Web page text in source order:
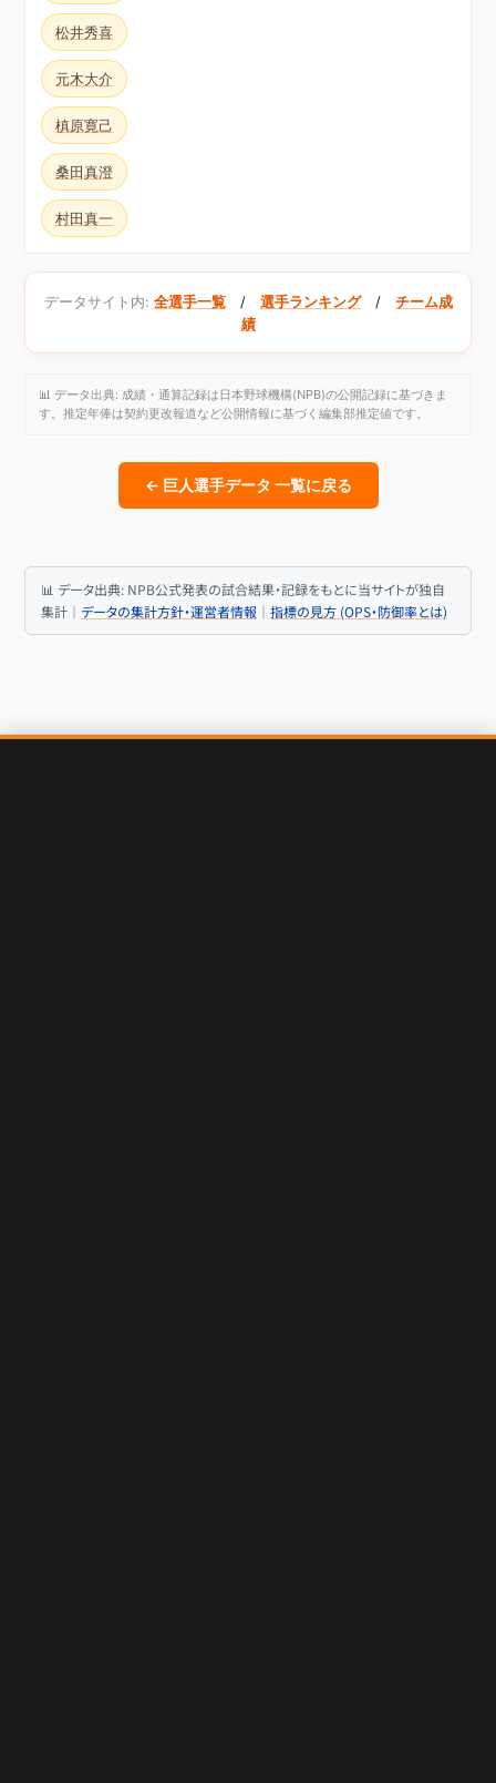
松井秀喜
元木大介
槙原寛己
桑田真澄
村田真一
データサイト内: 全選手一覧/ 選手ランキング/ チーム成
績
📊 データ出典: 成績・通算記録は日本野球機構(NPB)の公開記録に基づきま
す。推定年俸は契約更改報道など公開情報に基づく編集部推定値です。
← 巨人選手データ 一覧に戻る
📊 データ出典: NPB公式発表の試合結果・記録をもとに当サイトが独自
集計｜ データの集計方針・運営者情報 ｜ 指標の見方 (OPS・防御率とは)